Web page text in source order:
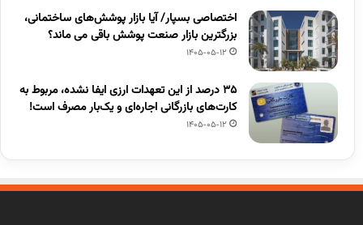
اختصاصی بسپار/ آیا بازار پوشش‌های ساختمانی،
بزرگترین بازار صنعت پوشش باقی می ماند؟
1405-05-12
۳۵ درصد از این تعهدات ارزی ایفا نشده، مربوط به
کارت‌های بازرگانی اجاره‌ای و یک‌بار مصرف است!
1405-05-12